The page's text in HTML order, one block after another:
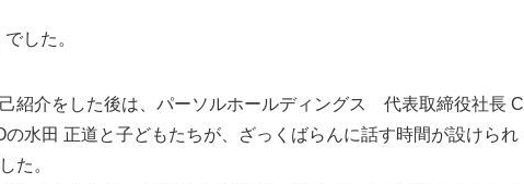
した。
紹介をした後は、パーソルホールディングス 代表取締役社長 C
の水田 正道と子どもたちが、ざっくばらんに話す時間が設けられ
た。